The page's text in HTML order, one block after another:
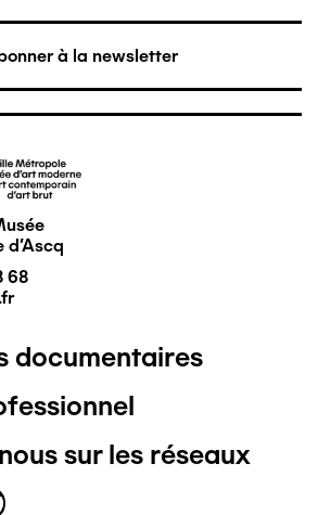
à la newsletter
d'Ascq
68
documentaires
sur les réseaux